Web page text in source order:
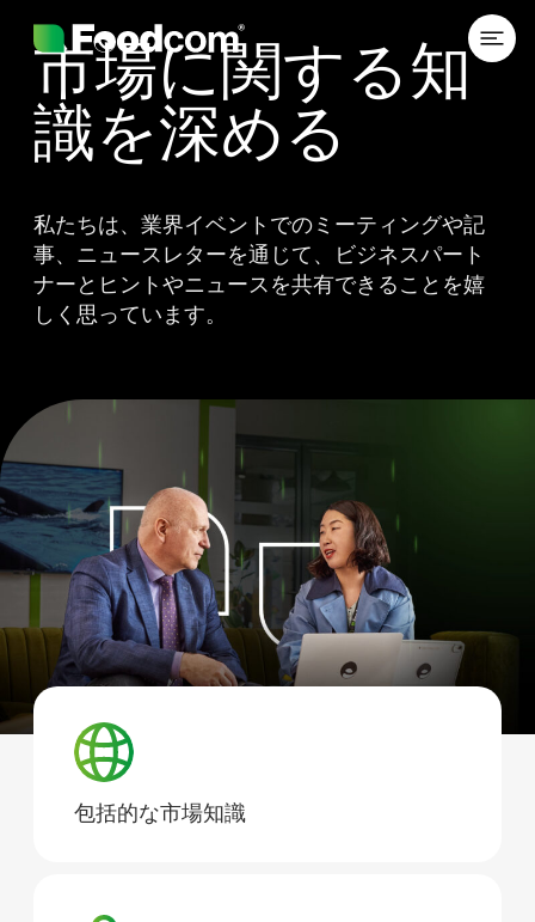
市場に関する知
識を深める
私たちは、業界イベントでのミーティングや記
事、ニュースレターを通じて、ビジネスパート
ナーとヒントやニュースを共有できることを嬉
しく思っています。
包括的な市場知識